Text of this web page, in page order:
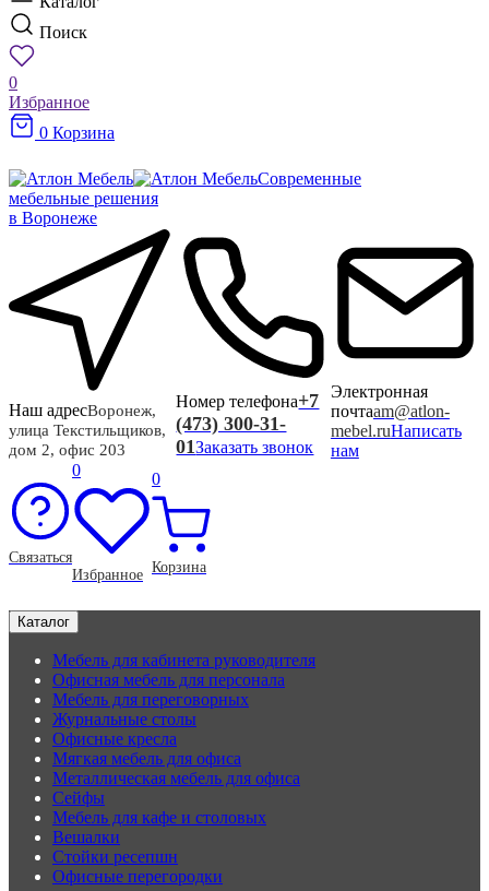
Поиск
0
Избранное
0 Корзина
Современные
мебельные решения
в Воронеже
Наш адресВоронеж,
улица Текстильщиков,
дом 2, офис 203
Номер телефона+7
(473) 300-31-
01Заказать звонок
Электронная
почтаam@atlon-
mebel.ruНаписать
нам
Связаться
0
Избранное
0
Корзина
Каталог
Мебель для кабинета руководителя
Офисная мебель для персонала
Мебель для переговорных
Журнальные столы
Офисные кресла
Мягкая мебель для офиса
Металлическая мебель для офиса
Сейфы
Мебель для кафе и столовых
Вешалки
Стойки ресепшн
Офисные перегородки